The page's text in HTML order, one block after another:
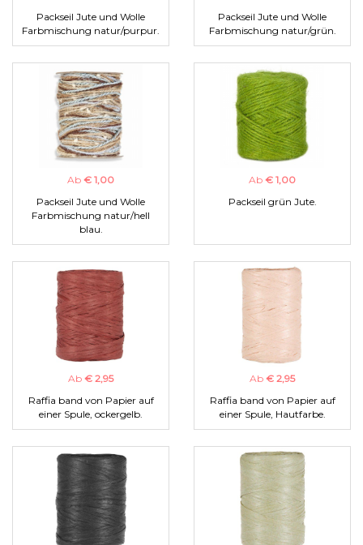
Packseil Jute und Wolle
Farbmischung natur/purpur.
Packseil Jute und Wolle
Farbmischung natur/grün.
Ab € 1,00
Packseil Jute und Wolle
Farbmischung natur/hell
blau.
Ab € 1,00
Packseil grün Jute.
Ab € 2,95
Raffia band von Papier auf
einer Spule, ockergelb.
Ab € 2,95
Raffia band von Papier auf
einer Spule, Hautfarbe.